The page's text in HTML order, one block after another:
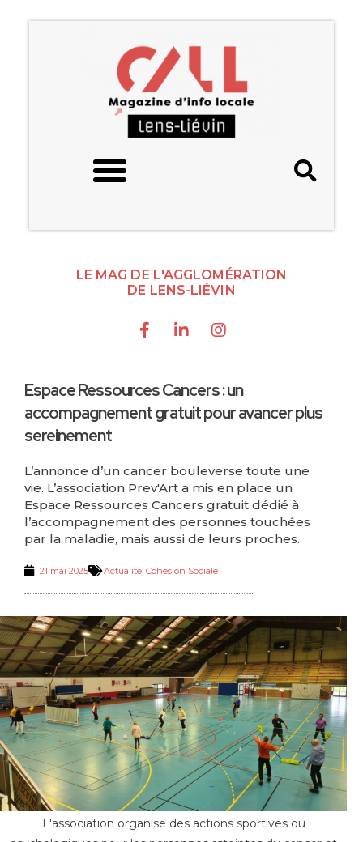
LE MAG DE L'AGGLOMÉRATION
DE LENS-LIÉVIN
Espace Ressources Cancers : un
accompagnement gratuit pour avancer plus
sereinement
L’annonce d’un cancer bouleverse toute une
vie. L’association Prev'Art a mis en place un
Espace Ressources Cancers gratuit dédié à
l’accompagnement des personnes touchées
par la maladie, mais aussi de leurs proches.
21 mai 2025 Actualité, Cohésion Sociale
L'association organise des actions sportives ou